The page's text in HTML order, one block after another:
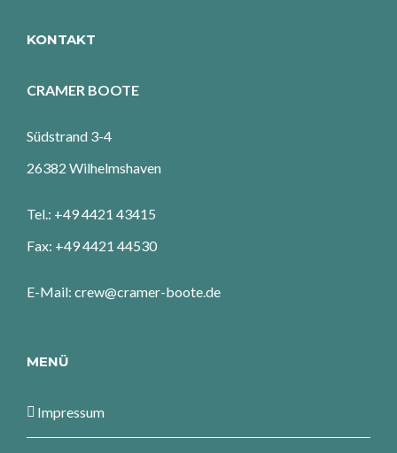
KONTAKT
CRAMER BOOTE
Südstrand 3-4
26382 Wilhelmshaven
Tel.: +49 4421 43415
Fax: +49 4421 44530
E-Mail: crew@cramer-boote.de
MENÜ
Impressum